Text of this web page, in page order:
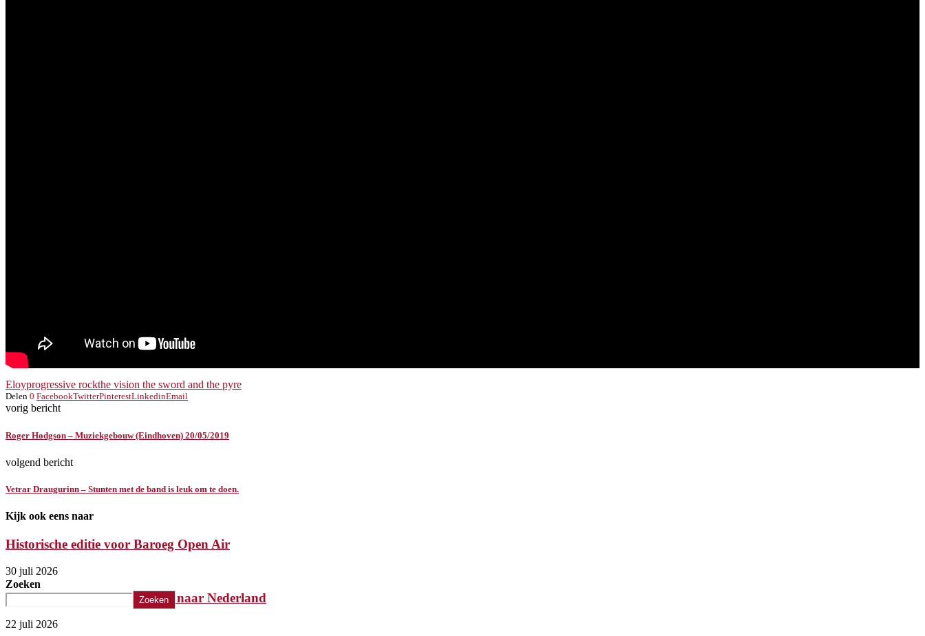
Eloyprogressive rockthe vision the sword and the pyre
Delen 0 FacebookTwitterPinterestLinkedinEmail
vorig bericht
Roger Hodgson – Muziekgebouw (Eindhoven) 20/05/2019
volgend bericht
Vetrar Draugurinn – Stunten met de band is leuk om te doen.
Kijk ook eens naar
Historische editie voor Baroeg Open Air
30 juli 2026
Killer komt met laatste album naar Nederland
22 juli 2026
Zoeken
Zoeken